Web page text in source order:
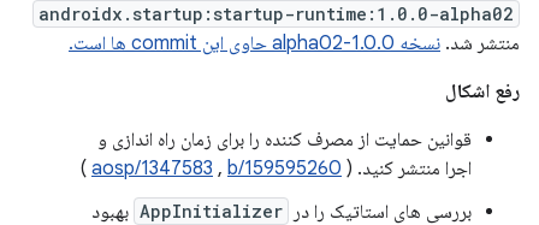
androidx.startup:startup-runtime:1.0.0-alpha02
منتشر شد. نسخه 1.0.0-alpha02 حاوی این commit ها است.
رفع اشکال
قوانین حمایت از مصرف کننده را برای زمان راه اندازی و
اجرا منتشر کنید. (
aosp/1347583 , b/159595260
)
بررسی های استاتیک را در
AppInitializer بهبود